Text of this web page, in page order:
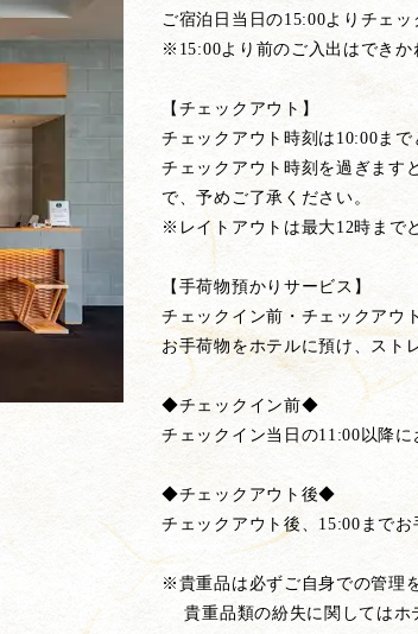
ご宿泊日当日の15:00よりチェッ
※15:00より前のご入出はできか
【チェックアウト】
チェックアウト時刻は10:00まで
チェックアウト時刻を過ぎます
で、予めご了承ください。
※レイトアウトは最大12時まで
【手荷物預かりサービス】
チェックイン前・チェックアウ
お手荷物をホテルに預け、スト
◆チェックイン前◆
チェックイン当日の11:00以降
◆チェックアウト後◆
チェックアウト後、15:00までお
※貴重品は必ずご自身での管理
貴重品類の紛失に関してはホ